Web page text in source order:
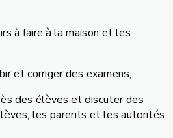
à faire à la maison et les
et corriger des examens;
des élèves et discuter des
les parents et les autorités